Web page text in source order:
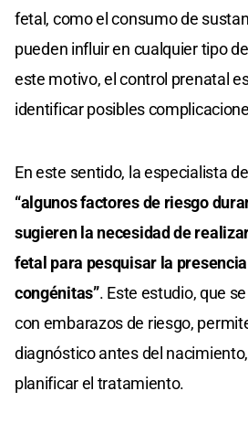
fetal, como el consumo de
pueden influir en cualquier tipo
este motivo, el control prenatal
identificar posibles
En este sentido, la especialista
“algunos factores de riesgo
sugieren la necesidad de
fetal para pesquisar la
congénitas”. Este estudio, que
con embarazos de riesgo,
diagnóstico antes del
planificar el tratamiento.